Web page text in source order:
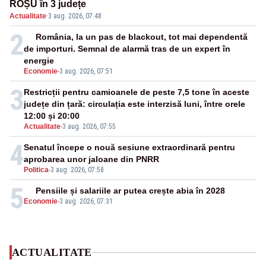
ROȘU în 3 județe
Actualitate·3 aug. 2026, 07:48
2
Economie-3 aug. 2026, 07:51
România, la un pas de blackout, tot mai dependentă
de importuri. Semnal de alarmă tras de un expert în
energie
3
Actualitate-3 aug. 2026, 07:55
Restricții pentru camioanele de peste 7,5 tone în aceste
județe din țară: circulația este interzisă luni, între orele
12:00 și 20:00
4 Politica-3 aug. 2026, 07:58
Senatul începe o nouă sesiune extraordinară pentru
aprobarea unor jaloane din PNRR
5 Economie-3 aug. 2026, 07:31
Pensiile și salariile ar putea crește abia în 2028
ACTUALITATE